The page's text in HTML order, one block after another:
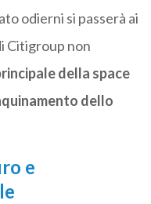
odierni si passerà ai
Citigroup non
della space
dello
e